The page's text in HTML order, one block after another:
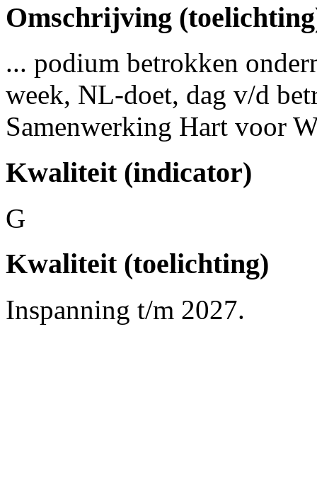
Omschrijving
... podium betrokken
week, NL-doet, dag v/d
Samenwerking Hart voor
Kwaliteit (indicator)
G
Kwaliteit (toelichting)
Inspanning t/m 2027.